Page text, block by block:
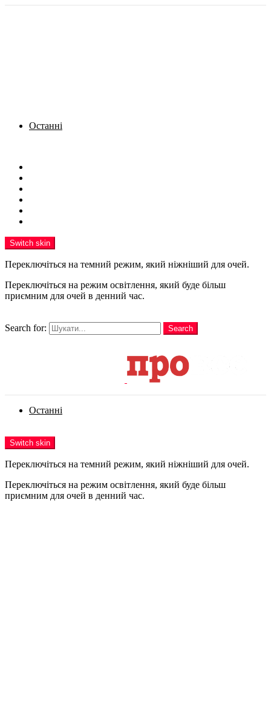
Останні
Switch skin
Переключіться на темний режим, який ніжніший для очей.
Переключіться на режим освітлення, який буде більш
приємним для очей в денний час.
Search for:
Search
Останні
Switch skin
Переключіться на темний режим, який ніжніший для очей.
Переключіться на режим освітлення, який буде більш
приємним для очей в денний час.